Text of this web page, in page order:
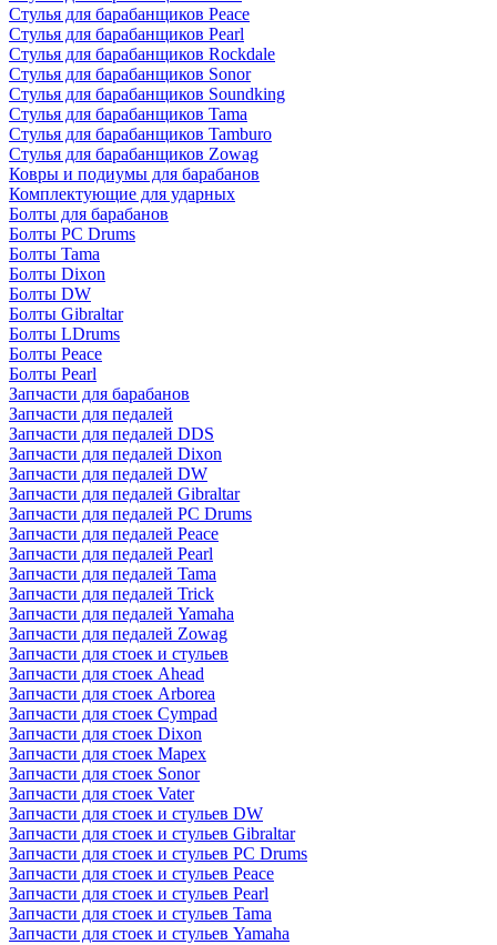
Стулья для барабанщиков Peace
Стулья для барабанщиков Pearl
Стулья для барабанщиков Rockdale
Стулья для барабанщиков Sonor
Стулья для барабанщиков Soundking
Стулья для барабанщиков Tama
Стулья для барабанщиков Tamburo
Стулья для барабанщиков Zowag
Ковры и подиумы для барабанов
Комплектующие для ударных
Болты для барабанов
Болты PC Drums
Болты Tama
Болты Dixon
Болты DW
Болты Gibraltar
Болты LDrums
Болты Peace
Болты Pearl
Запчасти для барабанов
Запчасти для педалей
Запчасти для педалей DDS
Запчасти для педалей Dixon
Запчасти для педалей DW
Запчасти для педалей Gibraltar
Запчасти для педалей PC Drums
Запчасти для педалей Peace
Запчасти для педалей Pearl
Запчасти для педалей Tama
Запчасти для педалей Trick
Запчасти для педалей Yamaha
Запчасти для педалей Zowag
Запчасти для стоек и стульев
Запчасти для стоек Ahead
Запчасти для стоек Arborea
Запчасти для стоек Cympad
Запчасти для стоек Dixon
Запчасти для стоек Mapex
Запчасти для стоек Sonor
Запчасти для стоек Vater
Запчасти для стоек и стульев DW
Запчасти для стоек и стульев Gibraltar
Запчасти для стоек и стульев PC Drums
Запчасти для стоек и стульев Peace
Запчасти для стоек и стульев Pearl
Запчасти для стоек и стульев Tama
Запчасти для стоек и стульев Yamaha